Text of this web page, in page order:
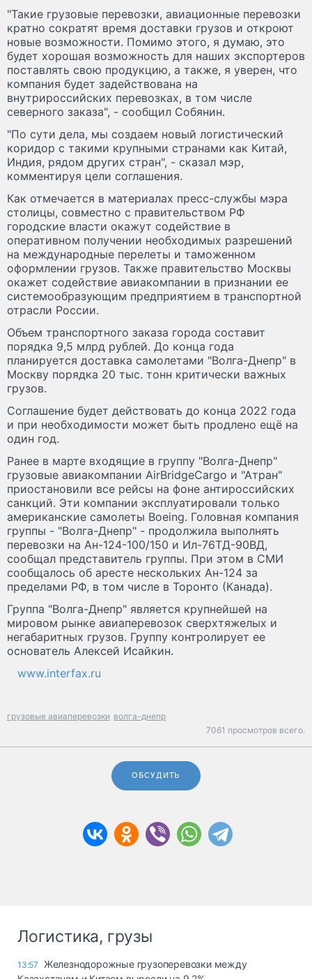
"Такие грузовые перевозки, авиационные перевозки
кратно сократят время доставки грузов и откроют
новые возможности. Помимо этого, я думаю, это
будет хорошая возможность для наших экспортеров
поставлять свою продукцию, а также, я уверен, что
компания будет задействована на
внутрироссийских перевозках, в том числе
северного заказа", - сообщил Собянин.
"По сути дела, мы создаем новый логистический
коридор с такими крупными странами как Китай,
Индия, рядом других стран", - сказал мэр,
комментируя цели соглашения.
Как отмечается в материалах пресс-службы мэра
столицы, совместно с правительством РФ
городские власти окажут содействие в
оперативном получении необходимых разрешений
на международные перелеты и таможенном
оформлении грузов. Также правительство Москвы
окажет содействие авиакомпании в признании ее
системообразующим предприятием в транспортной
отрасли России.
Объем транспортного заказа города составит
порядка 9,5 млрд рублей. До конца года
планируется доставка самолетами "Волга-Днепр" в
Москву порядка 20 тыс. тонн критически важных
грузов.
Соглашение будет действовать до конца 2022 года
и при необходимости может быть продлено ещё на
один год.
Ранее в марте входящие в группу "Волга-Днепр"
грузовые авиакомпании AirBridgeCargo и "Атран"
приостановили все рейсы на фоне антироссийских
санкций. Эти компании эксплуатировали только
американские самолеты Boeing. Головная компания
группы - "Волга-Днепр" - продолжила выполнять
перевозки на Ан-124-100/150 и Ил-76ТД-90ВД,
сообщал представитель группы. При этом в СМИ
сообщалось об аресте нескольких Ан-124 за
пределами РФ, в том числе в Торонто (Канада).
Группа "Волга-Днепр" является крупнейшей на
мировом рынке авиаперевозок сверхтяжелых и
негабаритных грузов. Группу контролирует ее
основатель Алексей Исайкин.
www.interfax.ru
грузовые авиаперевозки волга-днепр
7061 просмотров всего.
ОБСУДИТЬ
Логистика, грузы
13:57
Железнодорожные грузоперевозки между